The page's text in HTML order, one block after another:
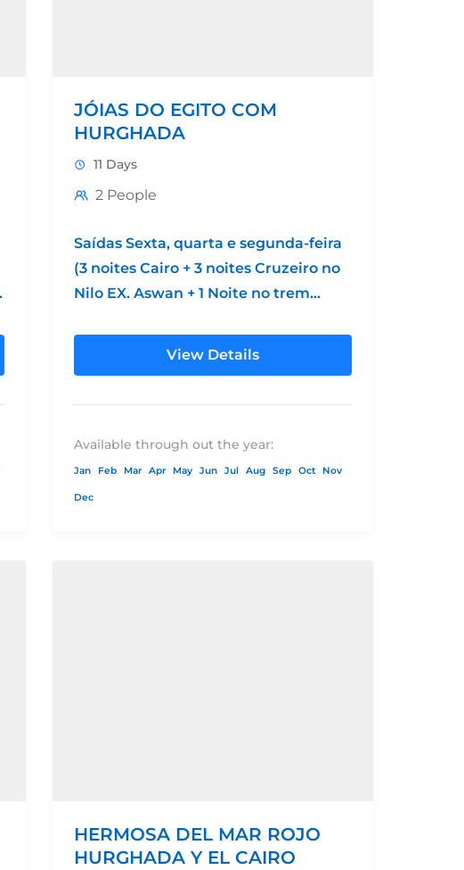
JÓIAS DO EGITO COM
HURGHADA
11 Days
2 People
Saídas Sexta, quarta e segunda-feira
(3 noites Cairo + 3 noites Cruzeiro no
Nilo EX. Aswan + 1 Noite no trem
View Details
Available through out the year:
Jan Feb Mar Apr May Jun Jul Aug Sep Oct Nov
Dec
HERMOSA DEL MAR ROJO
HURGHADA Y EL CAIRO